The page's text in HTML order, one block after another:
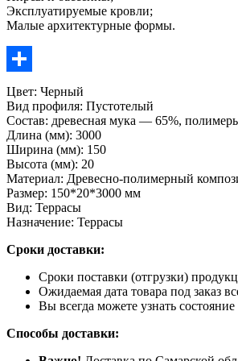
Эксплуатируемые кровли;
Малые архитектурные формы.
Отправить
Цвет: Черный
Вид профиля: Пустотелый
Состав: древесная мука — 65%,
Длина (мм): 3000
Ширина (мм): 150
Высота (мм): 20
Материал: Древесно-полимерный
Размер: 150*20*3000 мм
Вид: Террасы
Назначение: Террасы
Сроки доставки:
Сроки поставки (отгрузки)
Ожидаемая дата товара под заказ
Вы всегда можете узнать
Способы доставки: